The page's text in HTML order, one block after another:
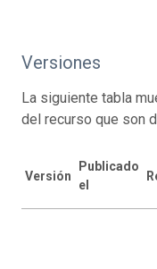
Versiones
La siguiente tabla
del recurso que son
Versión
Publicado
el